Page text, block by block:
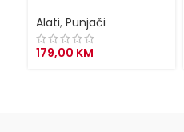
Alati, Punjači
179,00 KM